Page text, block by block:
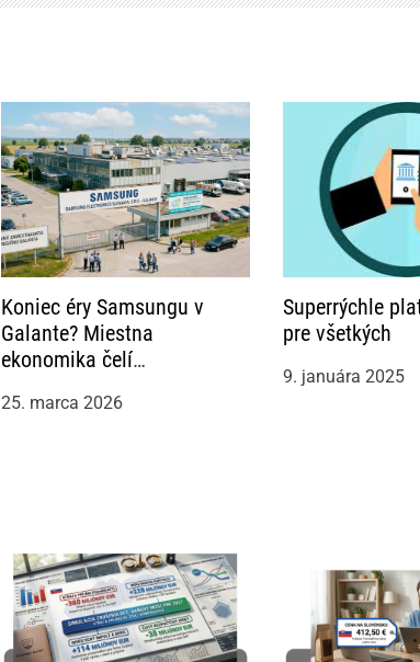
Koniec éry Samsungu v
Galante? Miestna
ekonomika čelí
reťazovému krachu firiem
25. marca 2026
Superrýchle
pre všetkých
9. januára 2025